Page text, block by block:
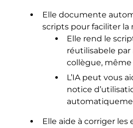
Elle documente
scripts pour faciliter la
Elle rend le
réutilisabele par
collègue, même
L’IA peut vous
notice
Elle aide à corriger